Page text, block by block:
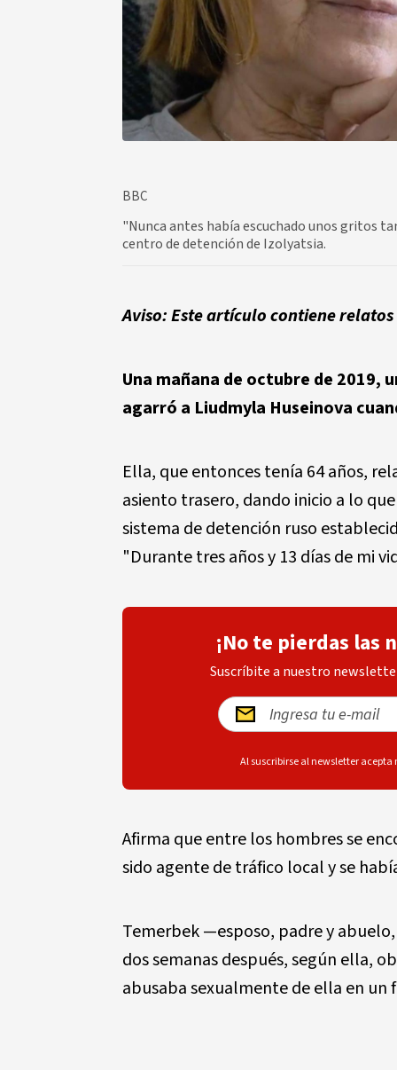
BBC
"Nunca antes había escuchado unos gritos
centro de detención de Izolyatsia.
Aviso: Este artículo contiene
Una mañana de octubre de 2019,
agarró a Liudmyla Huseinova
Ella, que entonces tenía 64 años,
asiento trasero, dando inicio a lo
sistema de detención ruso
"Durante tres años y 13 días de mi
¡No te pierdas las
Suscríbite a nuestro
Al suscribirse al newsletter acepta
Afirma que entre los hombres se
sido agente de tráfico local y se
Temerbek —esposo, padre y
dos semanas después, según ella,
abusaba sexualmente de ella en